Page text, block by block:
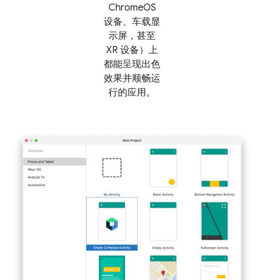
ChromeOS
设备、车载显
示屏，甚至
XR 设备）上
都能呈现出色
效果并顺畅运
行的应用。